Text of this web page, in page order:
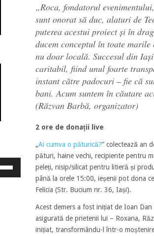
„Roca, fondatorul
sunt onorat să duc, alaturi de
puterea acestui proiect și în
ducem conceptul în toate
nu doar locală. Succesul din
caritabil, fiind unul foarte
instant către padocuri – fie că
bani. Acum suntem în căutare
(Răzvan Barbă, organizator)
2 ore de donații live
„Ai cumva o păturică?” colectează an
pături, haine vechi, recipiente pentru
peleți, nisip/silicat pentru litieră și
până la orele 15:00, ieșenii pot dona
Felicia (Str. Bucium nr. 36, Iași).
Acest demers a fost inițiat de Ioan
asigurată de prietenii lui – Roxana,
inițiat, transformându-l într-o